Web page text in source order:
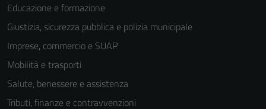
Educazione e formazione
Giustizia, sicurezza pubblica e polizia municipale
Imprese, commercio e SUAP
Mobilità e trasporti
Salute, benessere e assistenza
Tributi, finanze e contravvenzioni